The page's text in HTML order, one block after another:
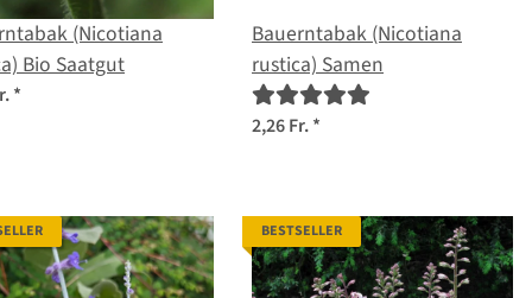
(Nicotiana
Bio Saatgut
*
Bauerntabak (Nicotiana
rustica) Samen
2,26 Fr.*
BESTSELLER